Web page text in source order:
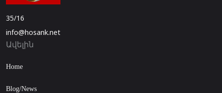
35/16
info@hosank.net
Ավելին
Home
Blog/News